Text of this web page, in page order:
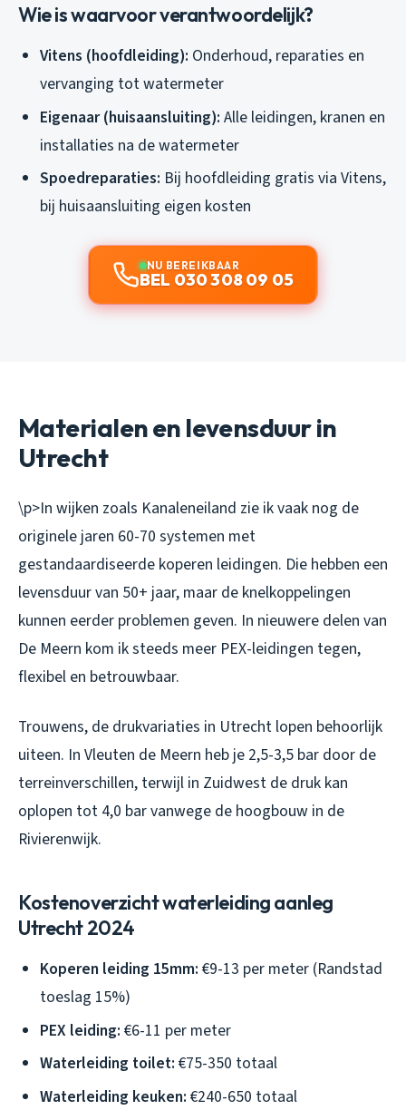
Wie is waarvoor verantwoordelijk?
Vitens (hoofdleiding): Onderhoud, reparaties en
vervanging tot watermeter
Eigenaar (huisaansluiting): Alle leidingen, kranen en
installaties na de watermeter
Spoedreparaties: Bij hoofdleiding gratis via Vitens,
bij huisaansluiting eigen kosten
NU BEREIKBAAR
BEL 030 308 09 05
Materialen en levensduur in
Utrecht
\p>In wijken zoals Kanaleneiland zie ik vaak nog de
originele jaren 60-70 systemen met
gestandaardiseerde koperen leidingen. Die hebben een
levensduur van 50+ jaar, maar de knelkoppelingen
kunnen eerder problemen geven. In nieuwere delen van
De Meern kom ik steeds meer PEX-leidingen tegen,
flexibel en betrouwbaar.
Trouwens, de drukvariaties in Utrecht lopen behoorlijk
uiteen. In Vleuten de Meern heb je 2,5-3,5 bar door de
terreinverschillen, terwijl in Zuidwest de druk kan
oplopen tot 4,0 bar vanwege de hoogbouw in de
Rivierenwijk.
Kostenoverzicht waterleiding aanleg
Utrecht 2024
Koperen leiding 15mm: €9-13 per meter (Randstad
toeslag 15%)
PEX leiding: €6-11 per meter
Waterleiding toilet: €75-350 totaal
Waterleiding keuken: €240-650 totaal